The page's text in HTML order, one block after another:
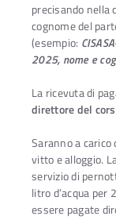
precisando nella
cognome del
(esempio:
2025, nome e
La ricevuta di
direttore del
Saranno a
vitto e alloggio.
servizio di
litro d’acqua
essere pagate